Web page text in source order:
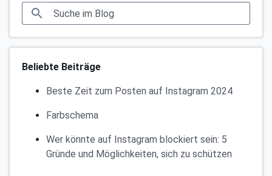
Beliebte Beiträge
Beste Zeit zum Posten auf Instagram 2024
Farbschema
Wer könnte auf Instagram blockiert sein: 5
Gründe und Möglichkeiten, sich zu schützen